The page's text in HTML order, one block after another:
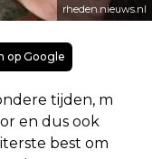
rheden.nieuws.nl
op Google
tijden, m
en dus ook
best om